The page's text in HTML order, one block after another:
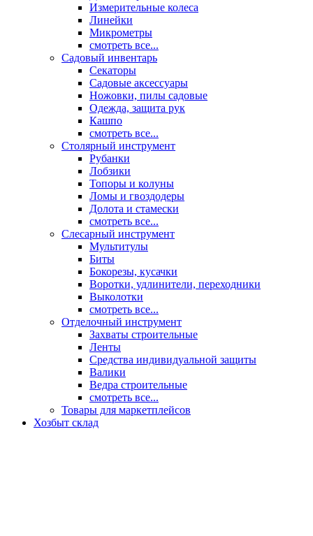
Измерительные колеса
Линейки
Микрометры
смотреть все...
Садовый инвентарь
Секаторы
Садовые аксессуары
Ножовки, пилы садовые
Одежда, защита рук
Кашпо
смотреть все...
Столярный инструмент
Рубанки
Лобзики
Топоры и колуны
Ломы и гвоздодеры
Долота и стамески
смотреть все...
Слесарный инструмент
Мультитулы
Биты
Бокорезы, кусачки
Воротки, удлинители, переходники
Выколотки
смотреть все...
Отделочный инструмент
Захваты строительные
Ленты
Средства индивидуальной защиты
Валики
Ведра строительные
смотреть все...
Товары для маркетплейсов
Хозбыт склад